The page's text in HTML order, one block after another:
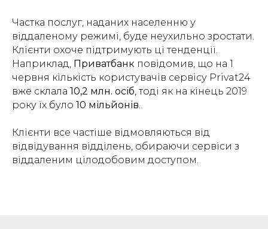
Частка послуг, наданих населенню у
віддаленому режимі, буде неухильно зростати.
Клієнти охоче підтримують ці тенденції.
Наприклад, Приватбанк повідомив, що на 1
червня кількість користувачів сервісу Privat24
вже склала 10,2 млн. осіб, тоді як на кінець 2019
року їх було 10 мільйонів.
Клієнти все частіше відмовляються від
відвідування відділень, обираючи сервіси з
віддаленим цілодобовим доступом.